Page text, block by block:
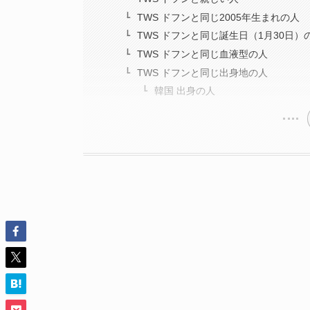
TWS ドフンと同じ2005年生まれの人
TWS ドフンと同じ誕生日（1月30日）
TWS ドフンと同じ血液型の人
TWS ドフンと同じ出身地の人
韓国 出身の人